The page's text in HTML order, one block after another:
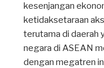
kesenjangan
ketidaksetaraan
terutama di daerah
negara di ASEAN
dengan megatren